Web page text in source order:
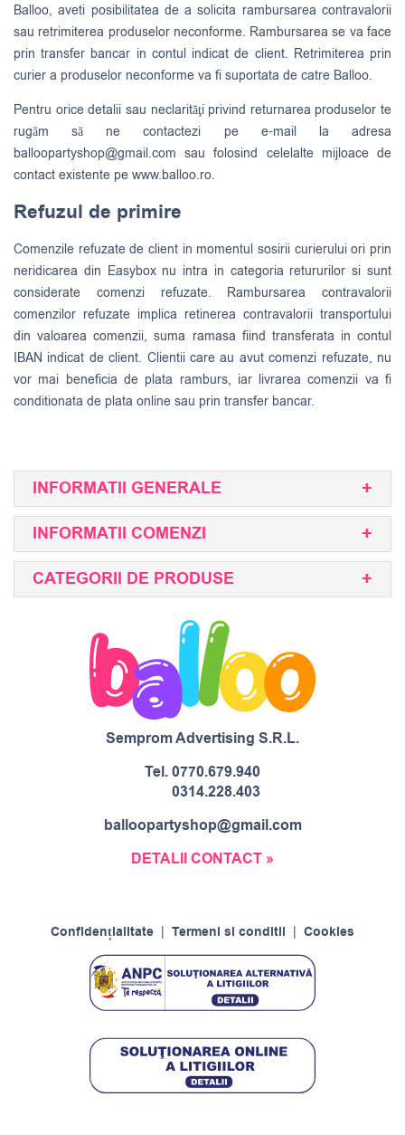
Balloo, aveti posibilitatea de a solicita rambursarea contravalorii
sau retrimiterea produselor neconforme. Rambursarea se va face
prin transfer bancar in contul indicat de client. Retrimiterea prin
curier a produselor neconforme va fi suportata de catre Balloo.
Pentru orice detalii sau neclarităţi privind returnarea produselor te
rugăm să ne contactezi pe e-mail la adresa
balloopartyshop@gmail.com sau folosind celelalte mijloace de
contact existente pe www.balloo.ro.
Refuzul de primire
Comenzile refuzate de client in momentul sosirii curierului ori prin
neridicarea din Easybox nu intra in categoria retururilor si sunt
considerate comenzi refuzate. Rambursarea contravalorii
comenzilor refuzate implica retinerea contravalorii transportului
din valoarea comenzii, suma ramasa fiind transferata in contul
IBAN indicat de client. Clientii care au avut comenzi refuzate, nu
vor mai beneficia de plata ramburs, iar livrarea comenzii va fi
conditionata de plata online sau prin transfer bancar.
INFORMATII GENERALE
INFORMATII COMENZI
CATEGORII DE PRODUSE
Semprom Advertising S.R.L.
Tel.0770.679.940
0314.228.403
balloopartyshop@gmail.com
DETALII CONTACT »
Confidențialitate Termeni si conditii Cookies